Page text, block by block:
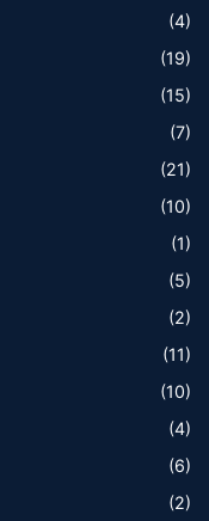
(4)
(19)
(15)
(7)
(21)
(10)
(1)
(5)
(2)
(11)
(10)
(4)
(6)
(2)